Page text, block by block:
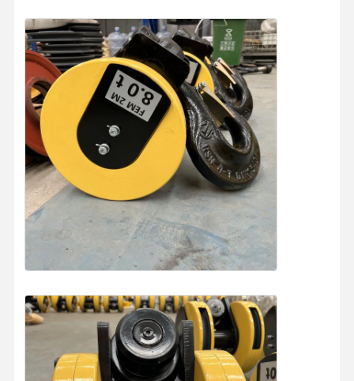
Producten Videos Over Ons